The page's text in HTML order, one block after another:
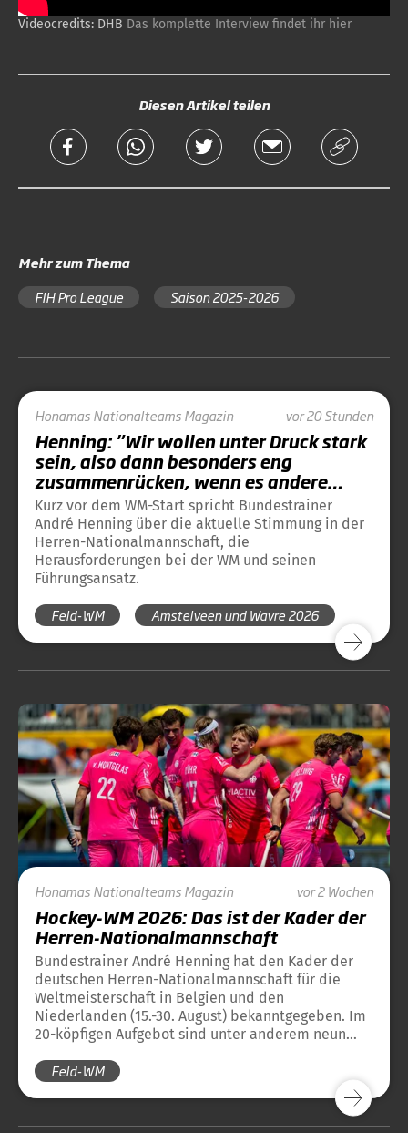
Videocredits: DHB Das komplette Interview findet ihr hier
Diesen Artikel teilen
Mehr zum Thema
FIH Pro League
Saison 2025-2026
HonamasNationalteamsMagazin vor 20 Stunden
Henning: "Wir wollen unter Druck stark
sein, also dann besonders eng
zusammenrücken, wenn es andere
Teams unter Stress auseinander reißt."
Kurz vor dem WM-Start spricht Bundestrainer
André Henning über die aktuelle Stimmung in der
Herren-Nationalmannschaft, die
Herausforderungen bei der WM und seinen
Führungsansatz.
Feld-WM Amstelveen und Wavre 2026
HonamasNationalteamsMagazin vor 2 Wochen
Hockey-WM 2026: Das ist der Kader der
Herren-Nationalmannschaft
Bundestrainer André Henning hat den Kader der
deutschen Herren-Nationalmannschaft für die
Weltmeisterschaft in Belgien und den
Niederlanden (15.-30. August) bekanntgegeben. Im
20-köpfigen Aufgebot sind unter anderem neun
amtierende Europameister von 2025 dabei.
Feld-WM